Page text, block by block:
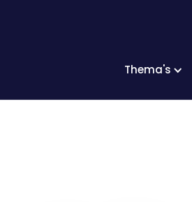
Thema's